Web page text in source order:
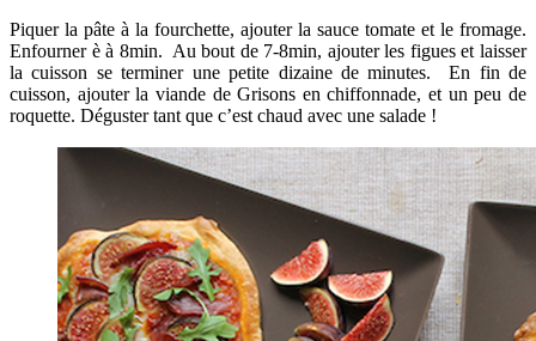
Piquer la pâte à la fourchette, ajouter la sauce tomate et le fromage.
Enfourner è à 8min. Au bout de 7-8min, ajouter les figues et laisser
la cuisson se terminer une petite dizaine de minutes. En fin de
cuisson, ajouter la viande de Grisons en chiffonnade, et un peu de
roquette. Déguster tant que c’est chaud avec une salade !